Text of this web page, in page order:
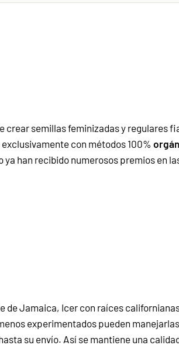
crear semillas feminizadas y regulares
con métodos 100%
han recibido numerosos premios en
de Jamaica, Icer con raíces
experimentados pueden
su envío. Así se mantiene una